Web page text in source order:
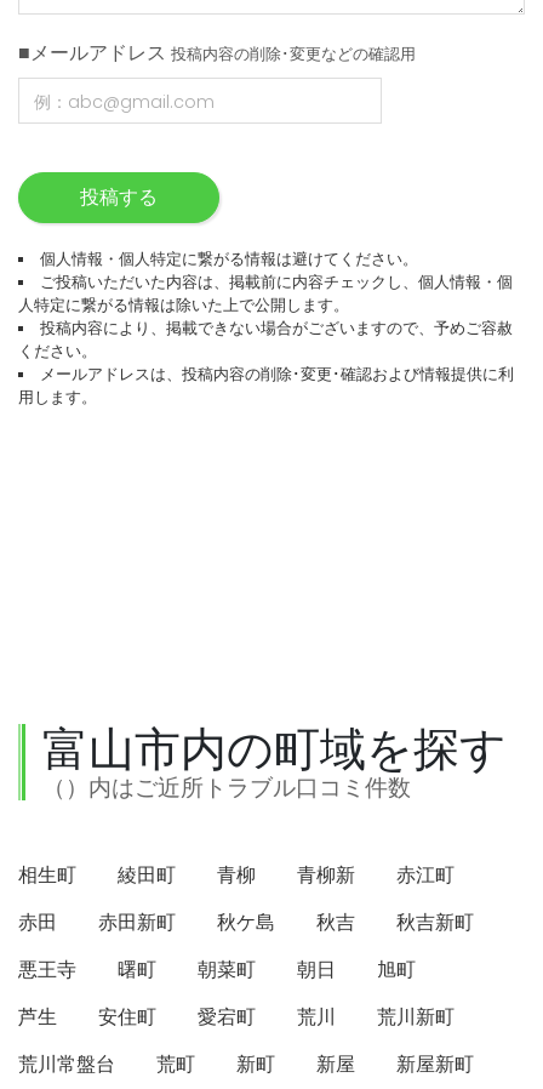
■メールアドレス 投稿内容の削除･変更などの確認用
投稿する
個人情報・個人特定に繋がる情報は避けてください。
ご投稿いただいた内容は、掲載前に内容チェックし、個人情報・個
人特定に繋がる情報は除いた上で公開します。
投稿内容により、掲載できない場合がございますので、予めご容赦
ください。
メールアドレスは、投稿内容の削除･変更･確認および情報提供に利
用します。
富山市内の町域を探す
（）内はご近所トラブル口コミ件数
相生町 綾田町 青柳 青柳新
赤江町
赤田
赤田新町 秋ケ島 秋吉
秋吉新町
悪王寺
曙町 朝菜町 朝日
旭町
芦生
安住町 愛宕町 荒川
荒川新町
荒川常盤台
荒町 新町 新屋
新屋新町